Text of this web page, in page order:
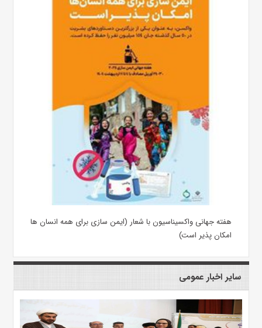
هفته جهانی واکسیناسیون با شعار (ایمن سازی برای همه انسان ها
امکان پذیر است)
سایر اخبار عمومی